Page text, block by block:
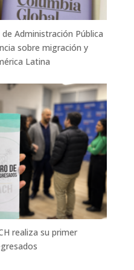
Administración Pública
sobre migración y
Latina
realiza su primer